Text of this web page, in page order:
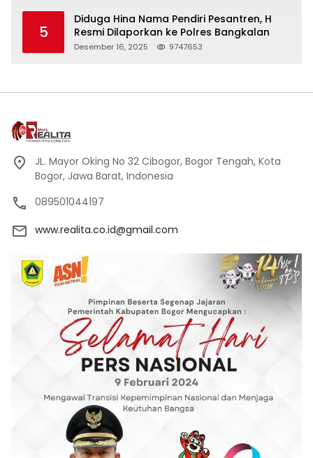
5
Diduga Hina Nama Pendiri Pesantren, H
Resmi Dilaporkan ke Polres Bangkalan
Desember 16, 2025 9747653
JL. Mayor Oking No 32 Cibogor, Bogor Tengah, Kota
Bogor, Jawa Barat, Indonesia
089501044197
www.realita.co.id@gmail.com